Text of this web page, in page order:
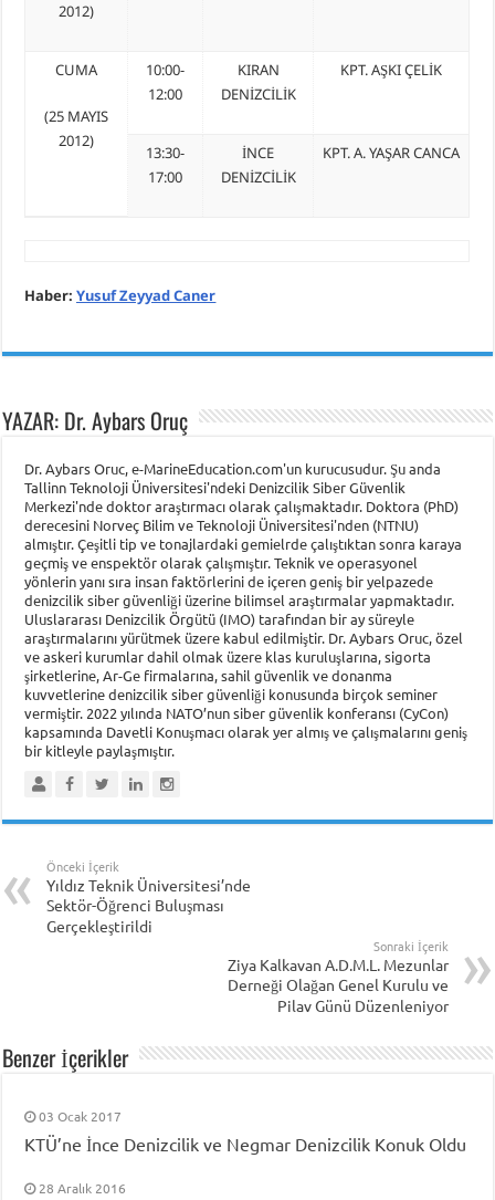
2012)
CUMA
(25 MAYIS
2012)
10:00-
12:00
KIRAN
DENİZCİLİK
KPT. AŞKI ÇELİK
13:30-
17:00
İNCE
DENİZCİLİK
KPT. A. YAŞAR CANCA
Haber: Yusuf Zeyyad Caner
YAZAR: Dr. Aybars Oruç
Dr. Aybars Oruc, e-MarineEducation.com'un kurucusudur. Şu anda
Tallinn Teknoloji Üniversitesi'ndeki Denizcilik Siber Güvenlik
Merkezi'nde doktor araştırmacı olarak çalışmaktadır. Doktora (PhD)
derecesini Norveç Bilim ve Teknoloji Üniversitesi'nden (NTNU)
almıştır. Çeşitli tip ve tonajlardaki gemielrde çalıştıktan sonra karaya
geçmiş ve enspektör olarak çalışmıştır. Teknik ve operasyonel
yönlerin yanı sıra insan faktörlerini de içeren geniş bir yelpazede
denizcilik siber güvenliği üzerine bilimsel araştırmalar yapmaktadır.
Uluslararası Denizcilik Örgütü (IMO) tarafından bir ay süreyle
araştırmalarını yürütmek üzere kabul edilmiştir. Dr. Aybars Oruc, özel
ve askeri kurumlar dahil olmak üzere klas kuruluşlarına, sigorta
şirketlerine, Ar-Ge firmalarına, sahil güvenlik ve donanma
kuvvetlerine denizcilik siber güvenliği konusunda birçok seminer
vermiştir. 2022 yılında NATO’nun siber güvenlik konferansı (CyCon)
kapsamında Davetli Konuşmacı olarak yer almış ve çalışmalarını geniş
bir kitleyle paylaşmıştır.
Önceki İçerik
Yıldız Teknik Üniversitesi’nde
Sektör-Öğrenci Buluşması
Gerçekleştirildi
Sonraki İçerik
Ziya Kalkavan A.D.M.L. Mezunlar
Derneği Olağan Genel Kurulu ve
Pilav Günü Düzenleniyor
Benzer İçerikler
03 Ocak 2017
KTÜ’ne İnce Denizcilik ve Negmar Denizcilik Konuk Oldu
28 Aralık 2016